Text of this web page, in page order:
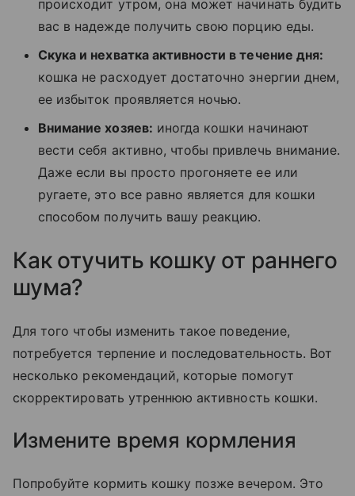
происходит утром, она может начинать будить
вас в надежде получить свою порцию еды.
Скука и нехватка активности в течение дня:
кошка не расходует достаточно энергии днем,
ее избыток проявляется ночью.
Внимание хозяев: иногда кошки начинают
вести себя активно, чтобы привлечь внимание.
Даже если вы просто прогоняете ее или
ругаете, это все равно является для кошки
способом получить вашу реакцию.
Как отучить кошку от раннего
шума?
Для того чтобы изменить такое поведение,
потребуется терпение и последовательность. Вот
несколько рекомендаций, которые помогут
скорректировать утреннюю активность кошки.
Измените время кормления
Попробуйте кормить кошку позже вечером. Это